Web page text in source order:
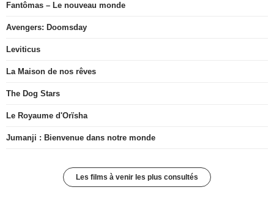
Fantômas – Le nouveau monde
Avengers: Doomsday
Leviticus
La Maison de nos rêves
The Dog Stars
Le Royaume d'Orïsha
Jumanji : Bienvenue dans notre monde
Les films à venir les plus consultés